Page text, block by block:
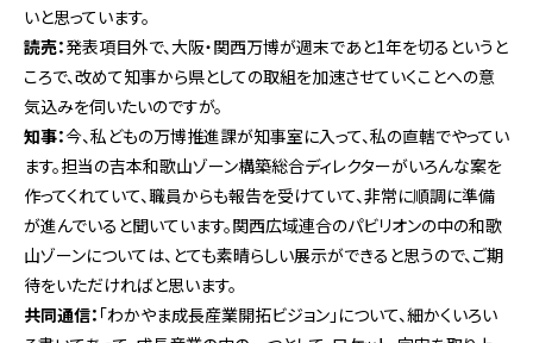
いと思っています。
読売：発表項目外で、大阪・関西万博が週末であと1年を切るというと
ころで、改めて知事から県としての取組を加速させていくことへの意
気込みを伺いたいのですが。
知事：今、私どもの万博推進課が知事室に入って、私の直轄でやってい
ます。担当の吉本和歌山ゾーン構築総合ディレクターがいろんな案を
作ってくれていて、職員からも報告を受けていて、非常に順調に準備
が進んでいると聞いています。関西広域連合のパビリオンの中の和歌
山ゾーンについては、とても素晴らしい展示ができると思うので、ご期
待をいただければと思います。
共同通信： 「わかやま成長産業開拓ビジョン」について、細かくいろい